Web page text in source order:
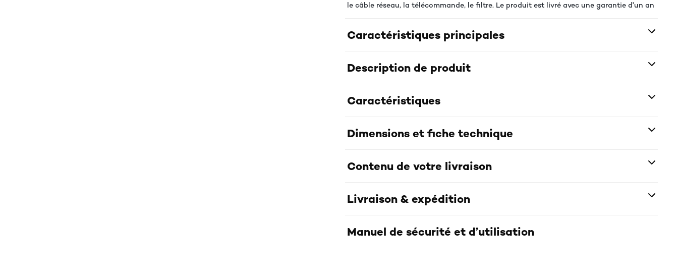
le câble réseau, la télécommande, le filtre. Le produit est livré avec une garantie d'un an
Caractéristiques principales
Description de produit
Caractéristiques
Dimensions et fiche technique
Contenu de votre livraison
Livraison & expédition
Manuel de sécurité et d’utilisation